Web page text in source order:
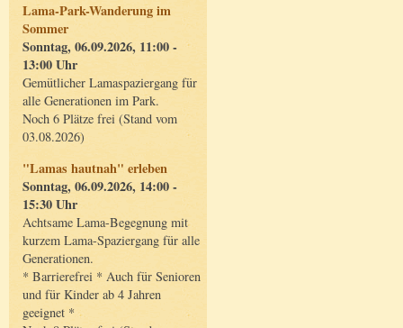
Lama-Park-Wanderung im
Sommer
Sonntag, 06.09.2026, 11:00 -
13:00 Uhr
Gemütlicher Lamaspaziergang für
alle Generationen im Park.
Noch 6 Plätze frei (Stand vom
03.08.2026)
"Lamas hautnah" erleben
Sonntag, 06.09.2026, 14:00 -
15:30 Uhr
Achtsame Lama-Begegnung mit
kurzem Lama-Spaziergang für alle
Generationen.
* Barrierefrei * Auch für Senioren
und für Kinder ab 4 Jahren
geeignet *